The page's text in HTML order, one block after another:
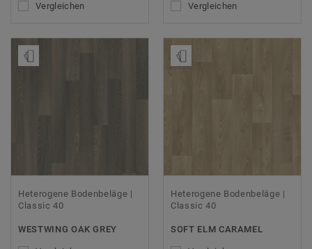
Vergleichen Vergleichen
Heterogene Bodenbeläge |
Classic 40
WESTWING OAK GREY
Heterogene Bodenbeläge |
Classic 40
SOFT ELM CARAMEL